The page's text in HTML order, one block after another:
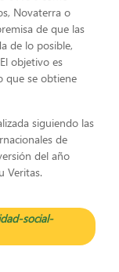
Novaterra o
de que las
de lo posible,
objetivo es
que se obtiene
siguiendo las
de
del año
Veritas.
social-